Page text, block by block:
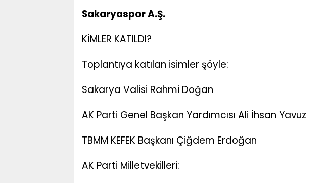
Sakaryaspor A.Ş.
KİMLER KATILDI?
Toplantıya katılan isimler şöyle:
Sakarya Valisi Rahmi Doğan
AK Parti Genel Başkan Yardımcısı Ali İhsan Yavuz
TBMM KEFEK Başkanı Çiğdem Erdoğan
AK Parti Milletvekilleri: